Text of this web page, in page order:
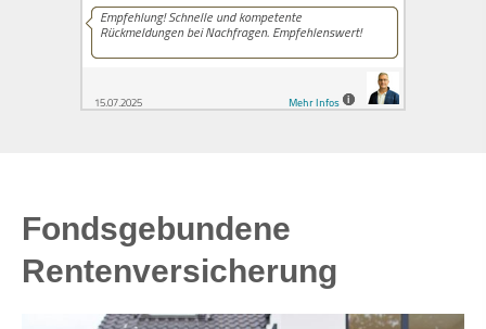
Fondsgebundene
Rentenversicherung